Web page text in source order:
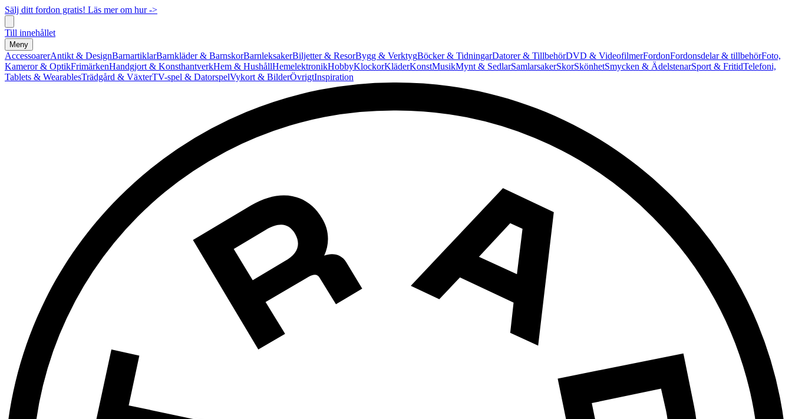
Sälj ditt fordon gratis! Läs mer om hur ->
Till innehållet
Meny
AccessoarerAntikt & DesignBarnartiklarBarnkläder & BarnskorBarnleksakerBiljetter & ResorBygg & VerktygBöcker & TidningarDatorer & TillbehörDVD & VideofilmerFordonFordonsdelar & tillbehörFoto,
Kameror & OptikFrimärkenHandgjort & KonsthantverkHem & HushållHemelektronikHobbyKlockorKläderKonstMusikMynt & SedlarSamlarsakerSkorSkönhetSmycken & ÄdelstenarSport & FritidTelefoni,
Tablets & WearablesTrädgård & VäxterTV-spel & DatorspelVykort & BilderÖvrigtInspiration